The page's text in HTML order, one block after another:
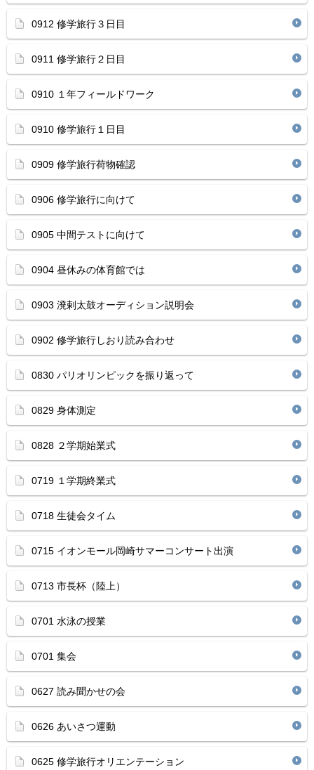
0912 修学旅行３日目
0911 修学旅行２日目
0910 １年フィールドワーク
0910 修学旅行１日目
0909 修学旅行荷物確認
0906 修学旅行に向けて
0905 中間テストに向けて
0904 昼休みの体育館では
0903 溌剌太鼓オーディション説明会
0902 修学旅行しおり読み合わせ
0830 パリオリンピックを振り返って
0829 身体測定
0828 ２学期始業式
0719 １学期終業式
0718 生徒会タイム
0715 イオンモール岡崎サマーコンサート出演
0713 市長杯（陸上）
0701 水泳の授業
0701 集会
0627 読み聞かせの会
0626 あいさつ運動
0625 修学旅行オリエンテーション